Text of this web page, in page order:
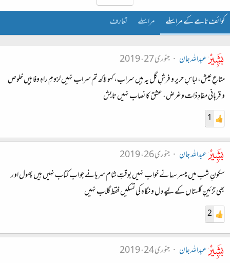
کوائف نامے کے مراسلے مراسلے تعارف
عبداللہ جان
جنوری 27، 2019
متاعِ عیش، لباسِ حریر و فرشِ گل یہ ہیں سراب، کہو لاکھ تم سراب نہیں لزومِ راہِ وفا ہیں خلوص
و قربانی مفادِ ذات و غرض، عشق کا نصاب نہیں تابش
1
عبداللہ جان
جنوری 26، 2019
سکونِ شب میں میسر سہانے خواب نہیں بوقتِ شام سرہانے جو اب کتاب نہیں ہیں پھول اور
بھی تزئینِ گلستاں کے لیے دل و نگاہ کی تسکیں فقط گلاب نہیں
2
عبداللہ جان
جنوری 24، 2019